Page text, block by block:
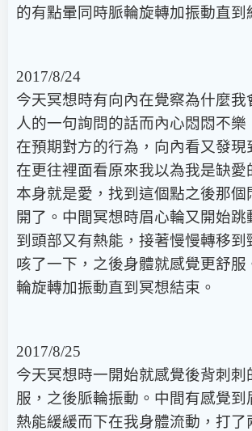
的有點暈同時脈輪旋轉加振動直到
2017/8/24
今天冥想時有向內在覺察為什麼我
人的一句詢問的話而內心悶悶不樂
在預期對方的行為，向內看又發現
在更往裡面看原來我以為我是缺愛
本身就是愛，找到這個點之後那個
開了。中間冥想時眉心輪又開始跳
到頭部又有熱能，接著慢慢轉移到
咳了一下，之後身體就感覺更舒服
輪旋轉加振動直到冥想結束。
2017/8/25
今天冥想時一開始就感覺後背刺刺
服，之後脈輪振動。中間有感覺到
熱能緩緩而下在我身體流動，打了